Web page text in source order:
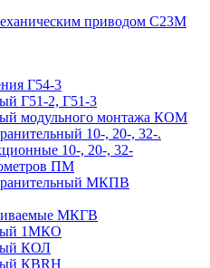
приводом С23М
Г54-3
Г51-2, Г51-3
модульного монтажа КОМ
10-, 20-, 32-.
10-, 20-, 32-
ПМ
МКПВ
МКГВ
1МКО
КОЛ
КВRН